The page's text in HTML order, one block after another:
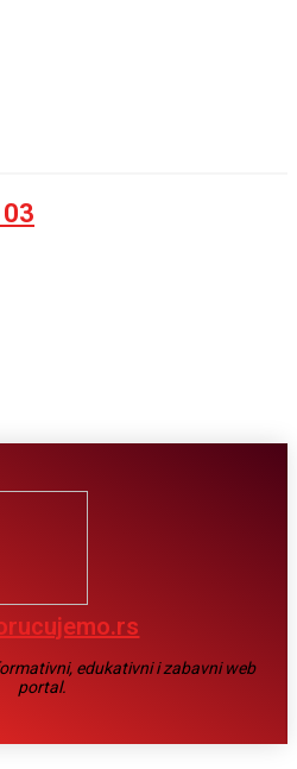
edukativni i zabavni web
portal.